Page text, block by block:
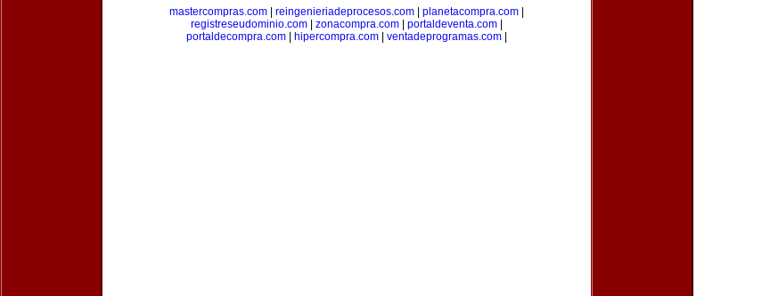
mastercompras.com
reingenieriadeprocesos.com planetacompra.com
registreseudominio.com
zonacompra.com portaldeventa.com
portaldecompra.com
hipercompra.com ventadeprogramas.com